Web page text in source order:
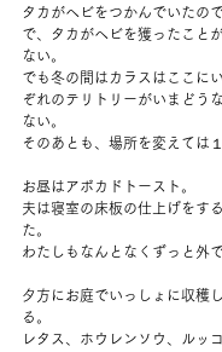
タカがヘビをつかんでいたの
で、タカがヘビを獲ったこと
ない。
でも冬の間はカラスはここに
ぞれのテリトリーがいまどう
ない。
そのあとも、場所を変えては
お昼はアボカドトースト。
夫は寝室の床板の仕上げをす
た。
わたしもなんとなくずっと外
夕方にお庭でいっしょに収穫
る。
レタス、ホウレンソウ、ルッ